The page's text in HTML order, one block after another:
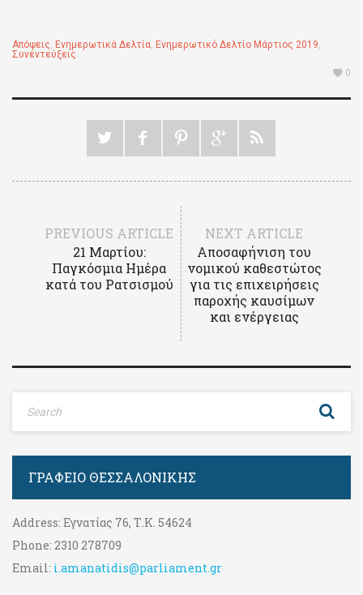
Απόψεις, Ενημερωτικά Δελτία, Ενημερωτικό Δελτίο Μάρτιος 2019,
Συνεντεύξεις
0
PREVIOUS ARTICLE
21 Μαρτίου:
Παγκόσμια Ημέρα
κατά του Ρατσισμού
NEXT ARTICLE
Αποσαφήνιση του
νομικού καθεστώτος
για τις επιχειρήσεις
παροχής καυσίμων
και ενέργειας
ΓΡΑΦΕΊΟ ΘΕΣΣΑΛΟΝΊΚΗΣ
Address: Εγνατίας 76, Τ.Κ. 54624
Phone: 2310 278709
Email: i.amanatidis@parliament.gr